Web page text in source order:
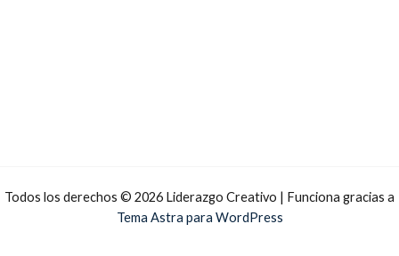
Todos los derechos © 2026 Liderazgo Creativo | Funciona gracias a
Tema Astra para WordPress